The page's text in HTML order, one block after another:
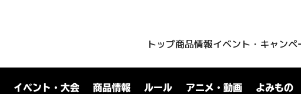
トップ商品情報イベント・キャンペ
イベント・大会 商品情報 ルール アニメ・動画 よみもの